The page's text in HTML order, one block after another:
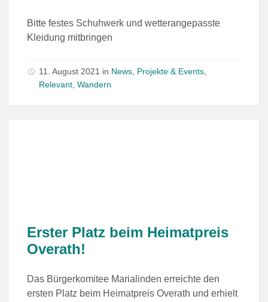
Bitte festes Schuhwerk und wetterangepasste
Kleidung mitbringen
11. August 2021 in News Projekte & Events
Relevant Wandern
Erster Platz beim Heimatpreis
Overath!
Das Bürgerkomitee Marialinden erreichte den
ersten Platz beim Heimatpreis Overath und erhielt